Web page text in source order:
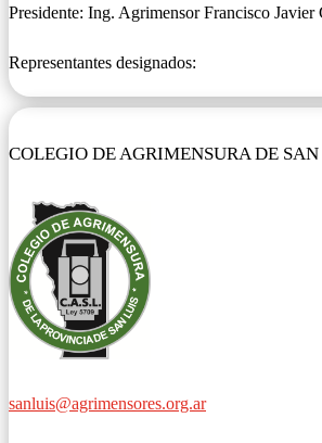
Presidente: Ing. Agrimensor Francisco
Representantes designados:
COLEGIO DE AGRIMENSURA DE
sanluis@agrimensores.org.ar